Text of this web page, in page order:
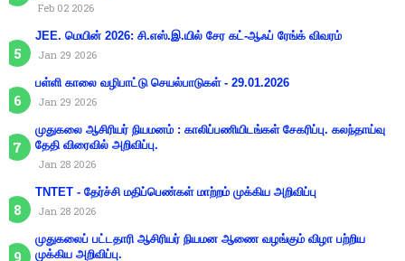
Feb 02 2026
JEE. மெயின் 2026: சி.எஸ்.இ.யில் சேர கட்-ஆஃப் ரேங்க் விவரம்
Jan 29 2026
பள்ளி காலை வழிபாட்டு செயல்பாடுகள் - 29.01.2026
Jan 29 2026
முதுகலை ஆசிரியர் நியமனம் : காலிப்பணியிடங்கள் சேகரிப்பு. கலந்தாய்வு
தேதி விரைவில் அறிவிப்பு.
Jan 28 2026
TNTET - தேர்ச்சி மதிப்பெண்கள் மாற்றம் முக்கிய அறிவிப்பு
Jan 28 2026
முதுகலைப் பட்டதாரி ஆசிரியர் நியமன ஆணை வழங்கும் விழா பற்றிய
முக்கிய அறிவிப்பு.